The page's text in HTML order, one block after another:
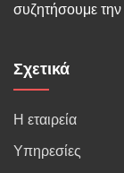
συζητήσουμε
Σχετικά
Η εταιρεία
Υπηρεσίες